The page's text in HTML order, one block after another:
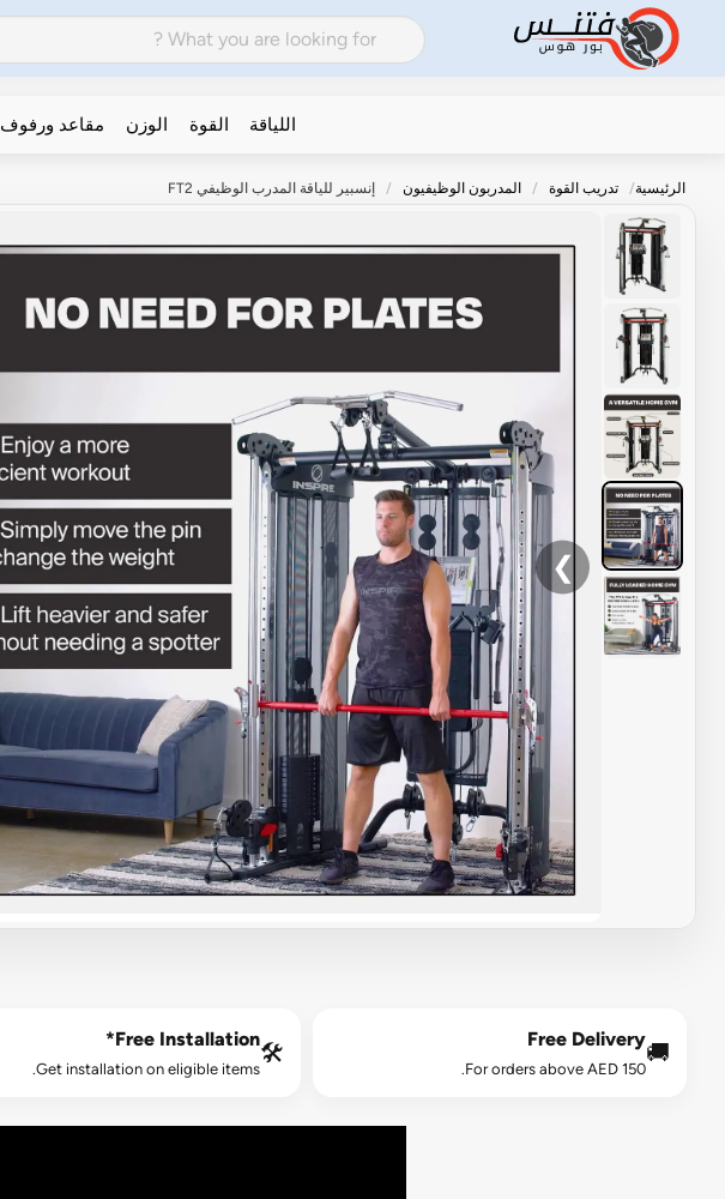
اللياقة القوة الوزن مقاعد ورفوف
الرئيسية تدريب القوة المدربون الوظيفيون إنسبير للياقة المدرب الوظيفي FT2
❯
🚚
Free Delivery
For orders above AED 150.
🛠️
Free Installation*
Get installation on eligible items.